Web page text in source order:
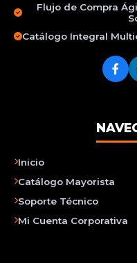
Flujo de Compra
Catálogo Integral
Inicio
Catálogo Mayorista
Soporte Técnico
Mi Cuenta Corporativa